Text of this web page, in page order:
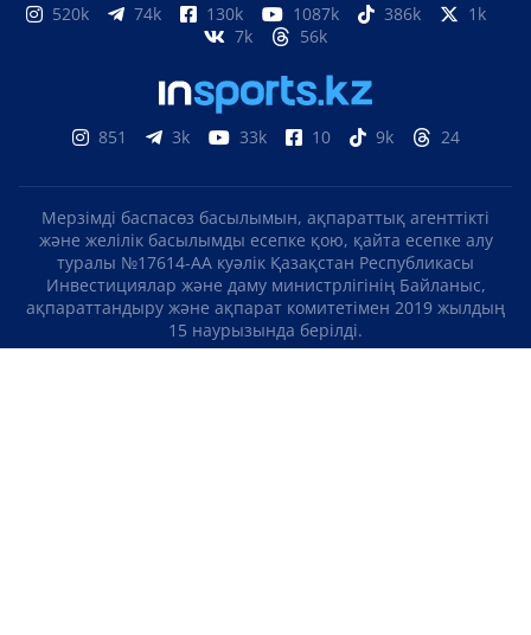
520k 74k 130k 1087k 386k
1k
7k
56k
851 3k 33k 10 9k 24
Мерзімді баспасөз басылымын, ақпараттық агенттікті
және желілік басылымды есепке қою, қайта есепке алу
туралы №17614-АА куәлік Қазақстан Республикасы
Инвестициялар және даму министрлігінің Байланыс,
ақпараттандыру және ақпарат комитетімен 2019 жылдың
15 наурызында берілді.